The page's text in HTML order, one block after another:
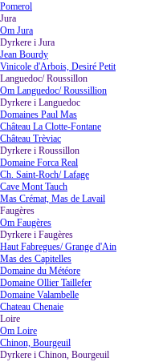
Pomerol
Jura
Om Jura
Dyrkere i Jura
Jean Bourdy
Vinicole d'Arbois, Desiré Petit
Languedoc/ Roussillon
Om Languedoc/ Roussillion
Dyrkere i Languedoc
Domaines Paul Mas
Château La Clotte-Fontane
Château Trèviac
Dyrkere i Roussillon
Domaine Forca Real
Ch. Saint-Roch/ Lafage
Cave Mont Tauch
Mas Crémat, Mas de Lavail
Faugères
Om Faugères
Dyrkere i Faugères
Haut Fabregues/ Grange d'Ain
Mas des Capitelles
Domaine du Météore
Domaine Ollier Taillefer
Domaine Valambelle
Chateau Chenaie
Loire
Om Loire
Chinon, Bourgeuil
Dyrkere i Chinon, Bourgeuil